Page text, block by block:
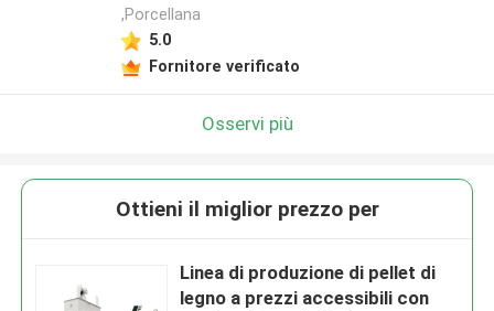
,Porcellana
5.0
Fornitore verificato
Osservi più
Ottieni il miglior prezzo per
Linea di produzione di pellet di
legno a prezzi accessibili con